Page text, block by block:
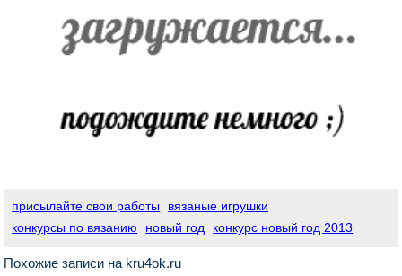
присылайте свои работы
вязаные игрушки
конкурсы по вязанию
новый год конкурс новый год 2013
Похожие записи на kru4ok.ru